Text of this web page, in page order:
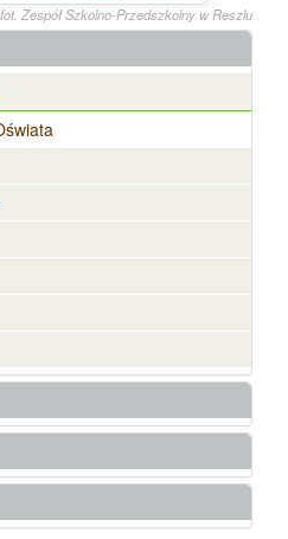
fot. Zespół Szkolno-Przedszkolny w Reszlu